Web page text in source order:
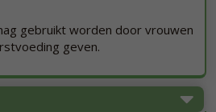
gebruikt worden door vrouwen
geven.